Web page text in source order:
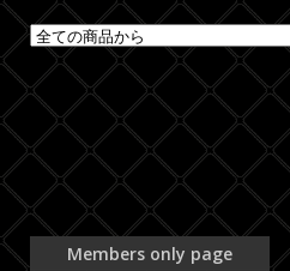
Members only page